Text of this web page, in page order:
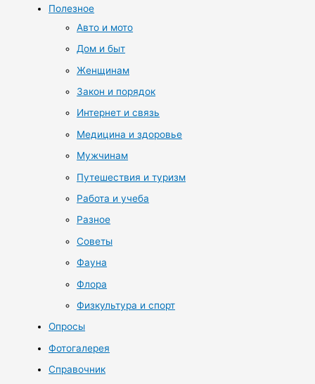
Полезное
Авто и мото
Дом и быт
Женщинам
Закон и порядок
Интернет и связь
Медицина и здоровье
Мужчинам
Путешествия и туризм
Работа и учеба
Разное
Советы
Фауна
Флора
Физкультура и спорт
Опросы
Фотогалерея
Справочник